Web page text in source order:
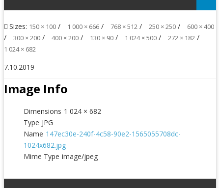
Sizes: 150 × 100 / 1 000 × 666 / 768 × 512 / 250 × 250 / 600 × 400
/ 300 × 200 / 400 × 200 / 130 × 90 / 1 024 × 500 / 272 × 182 /
1 024 × 682
7.10.2019
Image Info
Dimensions 1 024 × 682
Type JPG
Name 147ec30e-240f-4c58-90e2-1565055708dc-
1024x682.jpg
Mime Type image/jpeg